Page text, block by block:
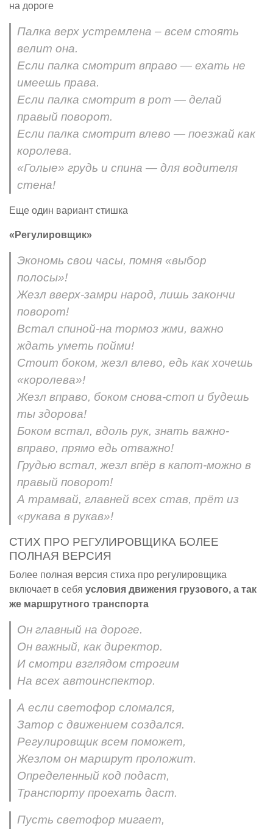
на дороге
Палка верх устремлена – всем стоять
велит она.
Если палка смотрит вправо — ехать не
имеешь права.
Если палка смотрит в рот — делай
правый поворот.
Если палка смотрит влево — поезжай как
королева.
«Голые» грудь и спина — для водителя
стена!
Еще один вариант стишка
«Регулировщик»
Экономь свои часы, помня «выбор
полосы»!
Жезл вверх-замри народ, лишь закончи
поворот!
Встал спиной-на тормоз жми, важно
ждать уметь пойми!
Стоит боком, жезл влево, едь как хочешь
«королева»!
Жезл вправо, боком снова-стоп и будешь
ты здорова!
Боком встал, вдоль рук, знать важно-
вправо, прямо едь отважно!
Грудью встал, жезл впёр в капот-можно в
правый поворот!
А трамвай, главней всех став, прёт из
«рукава в рукав»!
СТИХ ПРО РЕГУЛИРОВЩИКА БОЛЕЕ
ПОЛНАЯ ВЕРСИЯ
Более полная версия стиха про регулировщика
включает в себя условия движения грузового, а так
же маршрутного транспорта
Он главный на дороге.
Он важный, как директор.
И смотри взглядом строгим
На всех автоинспектор.
А если светофор сломался,
Затор с движением создался.
Регулировщик всем поможет,
Жезлом он маршрут проложит.
Определенный код подаст,
Транспорту проехать даст.
Пусть светофор мигает,